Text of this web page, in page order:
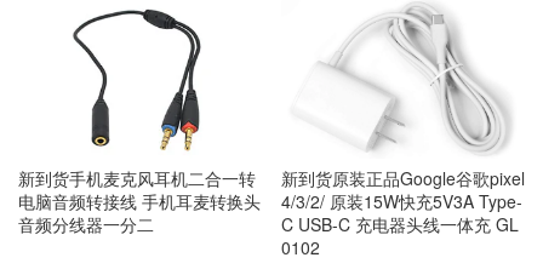
新到货手机麦克风耳机二合一转
电脑音频转接线 手机耳麦转换头
音频分线器一分二
新到货原装正品Google谷歌pixel
4/3/2/ 原装15W快充5V3A Type-
C USB-C 充电器头线一体充 GL
0102